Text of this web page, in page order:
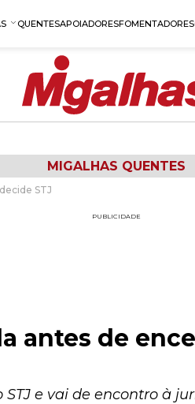
QUENTESAPOIADORESFOMENTADORES
MIGALHAS QUENTES
STJ
PUBLICIDADE
antes de
e vai de encontro à